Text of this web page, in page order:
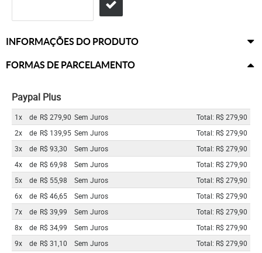
INFORMAÇÕES DO PRODUTO
FORMAS DE PARCELAMENTO
Paypal Plus
1x de R$ 279,90 Sem Juros
Total: R$ 279,90
2x
de R$ 139,95 Sem Juros
Total: R$ 279,90
3x
de R$ 93,30 Sem Juros
Total: R$ 279,90
4x
de R$ 69,98 Sem Juros
Total: R$ 279,90
5x
de R$ 55,98 Sem Juros
Total: R$ 279,90
6x
de R$ 46,65 Sem Juros
Total: R$ 279,90
7x
de R$ 39,99 Sem Juros
Total: R$ 279,90
8x
de R$ 34,99 Sem Juros
Total: R$ 279,90
9x
de R$ 31,10 Sem Juros
Total: R$ 279,90